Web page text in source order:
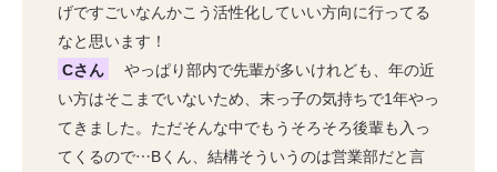
げですごいなんかこう活性化していい方向に行ってる
なと思います！
Cさん
やっぱり部内で先輩が多いけれども、年の近
い方はそこまでいないため、末っ子の気持ちで1年やっ
てきました。ただそんな中でもうそろそろ後輩も入っ
てくるので…Bくん、結構そういうのは営業部だと言